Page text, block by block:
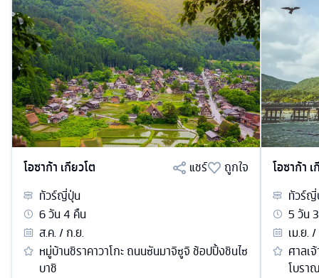
โอซาก้า เกียวโต แชร์
ถูกใจ
ทัวร์ญี่ปุ่น
6วัน4 คืน
ส.ค. / ก.ย.
หมู่บ้านชิราคาวาโกะ ถนนซันมาจิซูจิ ช้อปปิ้งชินไซ
บาชิ
โอซาก้า
ทัวร์ญี่
5วัน3
เม.ย.
ศาลเ
โบรา